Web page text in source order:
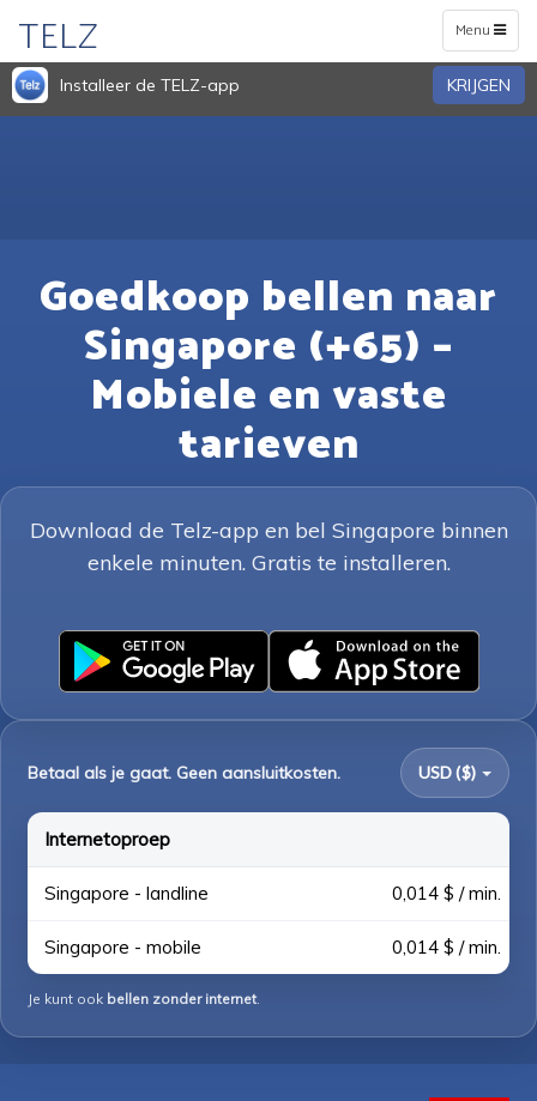
Toggle
navigation
Menu
TELZ
Installeer de TELZ-app KRIJGEN
Goedkoop bellen naar
Singapore (+65) –
Mobiele en vaste
tarieven
Download de Telz-app en bel Singapore binnen
enkele minuten. Gratis te installeren.
Betaal als je gaat. Geen aansluitkosten. USD ($)
Internetoproep
Singapore - landline 0,014 $ / min.
Singapore - mobile 0,014 $ / min.
Je kunt ook bellen zonder internet.